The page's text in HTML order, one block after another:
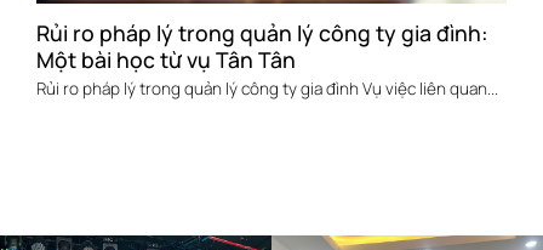
Rủi ro pháp lý trong quản lý công ty gia đình:
Một bài học từ vụ Tân Tân
Rủi ro pháp lý trong quản lý công ty gia đình Vụ việc liên quan...